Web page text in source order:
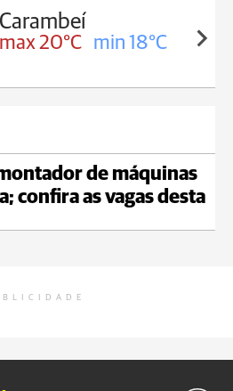
Carambeí
max 20°C min 18°C
de máquinas
confira as vagas desta